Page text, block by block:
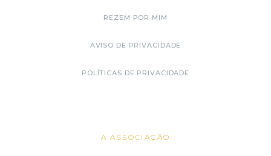
REZEM POR MIM
AVISO DE PRIVACIDADE
POLÍTICAS DE PRIVACIDADE
A ASSOCIAÇÃO